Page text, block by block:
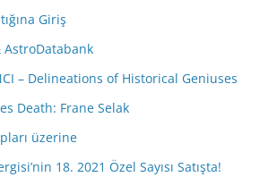
Giriş
AstroDatabank
– Delineations of Historical Geniuses
Death: Frane Selak
üzerine
18. 2021 Özel Sayısı Satışta!